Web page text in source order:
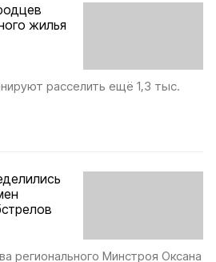
жилья
расселить ещё 1,3 тыс.
регионального Минстроя Оксана